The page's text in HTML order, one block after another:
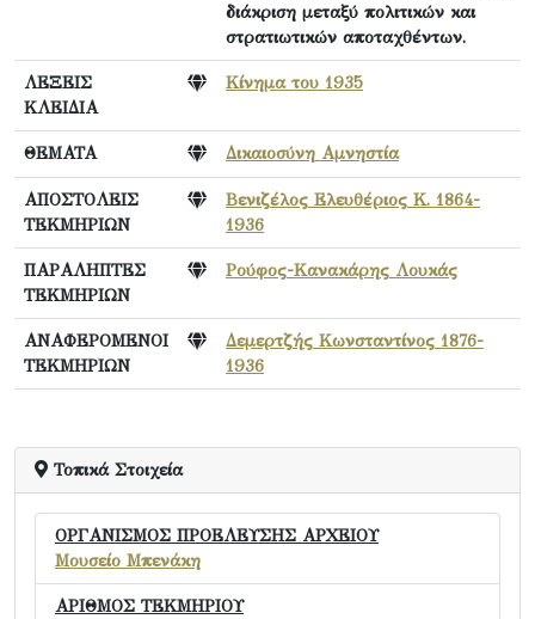
διάκριση μεταξύ πολιτικών και
στρατιωτικών αποταχθέντων.
ΛΕΞΕΙΣ
ΚΛΕΙΔΙΑ
Κίνημα του 1935
ΘΕΜΑΤΑ Δικαιοσύνη Αμνηστία
ΑΠΟΣΤΟΛΕΙΣ
ΤΕΚΜΗΡΙΩΝ
Βενιζέλος Ελευθέριος Κ. 1864-
1936
ΠΑΡΑΛΗΠΤΕΣ
ΤΕΚΜΗΡΙΩΝ
Ρούφος-Κανακάρης Λουκάς
ΑΝΑΦΕΡΟΜΕΝΟΙ
ΤΕΚΜΗΡΙΩΝ
Δεμερτζής Κωνσταντίνος 1876-
1936
Τοπικά Στοιχεία
ΟΡΓΑΝΙΣΜΟΣ ΠΡΟΕΛΕΥΣΗΣ ΑΡΧΕΙΟΥ
Μουσείο Μπενάκη
ΑΡΙΘΜΟΣ ΤΕΚΜΗΡΙΟΥ